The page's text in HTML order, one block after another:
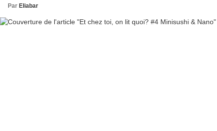
Par Eliabar